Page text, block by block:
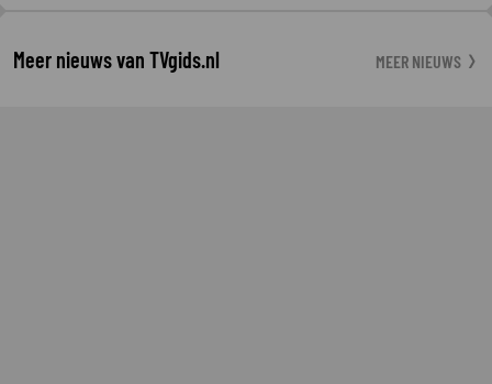
Meer nieuws van TVgids.nl MEER NIEUWS